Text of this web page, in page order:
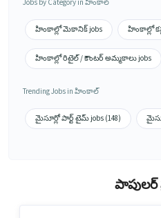
Jobs by Category in హింకాల్
హింకాల్లో మెకానిక్ jobs హింకాల్లో
హింకాల్లో రిటైల్ / కౌంటర్ అమ్మకాలు jobs
Trending Jobs in హింకాల్
మైసూర్లో పార్ట్ టైమ్ jobs (148)
పాపులర్